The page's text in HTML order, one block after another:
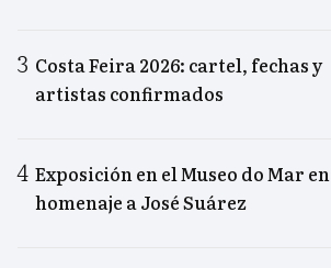
Costa Feira 2026: cartel, fechas y
artistas confirmados
Exposición en el Museo do Mar en
homenaje a José Suárez